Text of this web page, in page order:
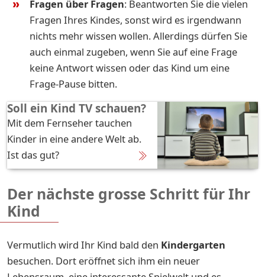
Fragen über Fragen: Beantworten Sie die vielen
Fragen Ihres Kindes, sonst wird es irgendwann
nichts mehr wissen wollen. Allerdings dürfen Sie
auch einmal zugeben, wenn Sie auf eine Frage
keine Antwort wissen oder das Kind um eine
Frage-Pause bitten.
Soll ein Kind TV schauen?
Mit dem Fernseher tauchen
Kinder in eine andere Welt ab.
Ist das gut?
Der nächste grosse Schritt für Ihr
Kind
Vermutlich wird Ihr Kind bald den Kindergarten
besuchen. Dort eröffnet sich ihm ein neuer